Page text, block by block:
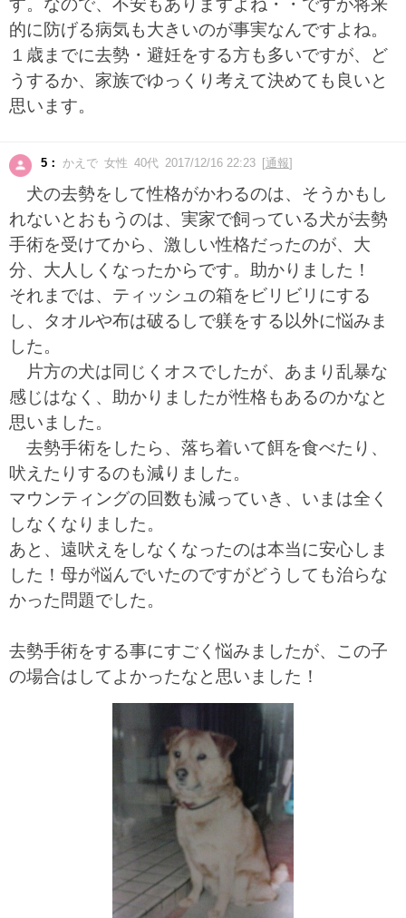
す。なので、不安もありますよね・・ですが将来
的に防げる病気も大きいのが事実なんですよね。
１歳までに去勢・避妊をする方も多いですが、ど
うするか、家族でゆっくり考えて決めても良いと
思います。
5： かえで 女性 40代 2017/12/16 22:23 [通報]
犬の去勢をして性格がかわるのは、そうかもし
れないとおもうのは、実家で飼っている犬が去勢
手術を受けてから、激しい性格だったのが、大
分、大人しくなったからです。助かりました！
それまでは、ティッシュの箱をビリビリにする
し、タオルや布は破るしで躾をする以外に悩みま
した。
片方の犬は同じくオスでしたが、あまり乱暴な
感じはなく、助かりましたが性格もあるのかなと
思いました。
去勢手術をしたら、落ち着いて餌を食べたり、
吠えたりするのも減りました。
マウンティングの回数も減っていき、いまは全く
しなくなりました。
あと、遠吠えをしなくなったのは本当に安心しま
した！母が悩んでいたのですがどうしても治らな
かった問題でした。
去勢手術をする事にすごく悩みましたが、この子
の場合はしてよかったなと思いました！